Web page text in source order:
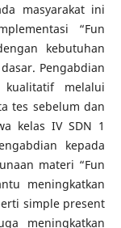
masyarakat ini
“Fun
kebutuhan
Pengabdian
melalui
tes sebelum dan
kelas IV SDN 1
kepada
materi “Fun
meningkatkan
simple present
meningkatkan